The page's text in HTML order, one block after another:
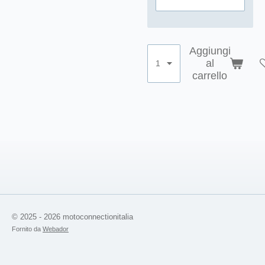
Aggiungi
al
carrello
© 2025 - 2026 motoconnectionitalia
Fornito da Webador